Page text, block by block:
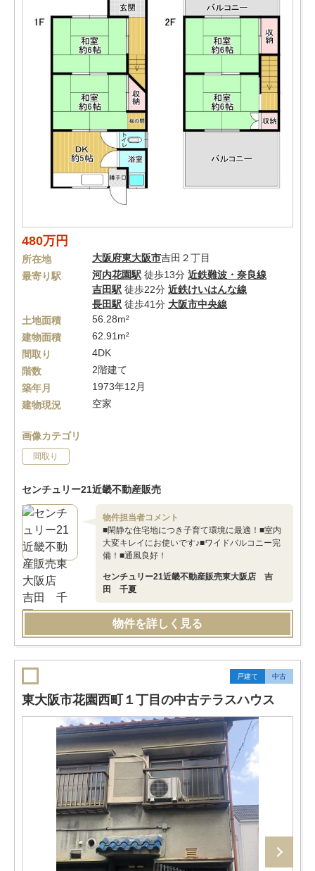
480万円
所在地 大阪府東大阪市吉田２丁目
最寄り駅
河内花園駅 徒歩13分 近鉄難波・奈良線
吉田駅 徒歩22分 近鉄けいはんな線
長田駅 徒歩41分 大阪市中央線
土地面積
56.28m²
建物面積
62.91m²
間取り
4DK
階数
2階建て
築年月
1973年12月
建物現況
空家
画像カテゴリ
間取り
センチュリー21近畿不動産販売
物件担当者コメント
■閑静な住宅地につき子育て環境に最適！■室内
大変キレイにお使いです♪■ワイドバルコニー完
備！■通風良好！
センチュリー21近畿不動産販売東大阪店 吉
田 千夏
物件を詳しく見る
戸建て 中古
東大阪市花園西町１丁目の中古テラスハウス